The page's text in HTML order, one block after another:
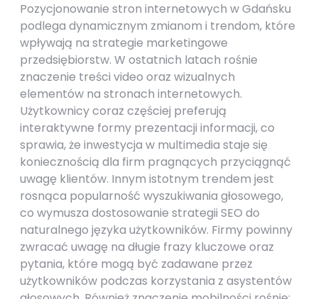
Pozycjonowanie stron internetowych w Gdańsku
podlega dynamicznym zmianom i trendom, które
wpływają na strategie marketingowe
przedsiębiorstw. W ostatnich latach rośnie
znaczenie treści video oraz wizualnych
elementów na stronach internetowych.
Użytkownicy coraz częściej preferują
interaktywne formy prezentacji informacji, co
sprawia, że inwestycja w multimedia staje się
koniecznością dla firm pragnących przyciągnąć
uwagę klientów. Innym istotnym trendem jest
rosnąca popularność wyszukiwania głosowego,
co wymusza dostosowanie strategii SEO do
naturalnego języka użytkowników. Firmy powinny
zwracać uwagę na długie frazy kluczowe oraz
pytania, które mogą być zadawane przez
użytkowników podczas korzystania z asystentów